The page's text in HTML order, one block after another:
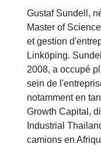
Gustaf Sundell,
Master of
et gestion
Linköping.
2008, a occupé
sein de
notamment en
Growth Capital,
Industrial
camions en